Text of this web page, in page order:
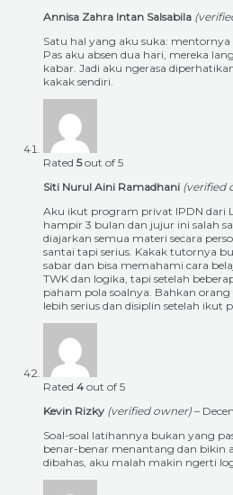
Annisa Zahra Intan Salsabila
Satu hal yang aku suka: mentornya
Pas aku absen dua hari, mereka
kabar. Jadi aku ngerasa
kakak sendiri.
Rated 5out of 5
Siti Nurul Aini Ramadhani (verified
Aku ikut program privat IPDN dari
hampir 3 bulan dan jujur ini salah
diajarkan semua materi secara
santai tapi serius. Kakak tutornya
sabar dan bisa memahami cara
TWK dan logika, tapi setelah
paham pola soalnya. Bahkan
lebih serius dan disiplin setelah ikut
Rated 4 out of 5
Kevin Rizky (verified owner) –
Soal-soal latihannya bukan yang
benar-benar menantang dan bikin
dibahas, aku malah makin ngerti